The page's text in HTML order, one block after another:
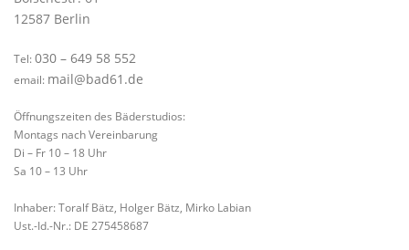
12587 Berlin
Tel:030 – 649 58 552
email: mail@bad61.de
Öffnungszeiten des Bäderstudios:
Montags nach Vereinbarung
Di – Fr 10 – 18 Uhr
Sa 10 – 13 Uhr
Inhaber: Toralf Bätz, Holger Bätz, Mirko Labian
Ust.-Id.-Nr.: DE 275458687